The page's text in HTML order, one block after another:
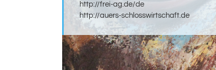
http://frei-ag.de/de
http://auers-schlosswirtschaft.de